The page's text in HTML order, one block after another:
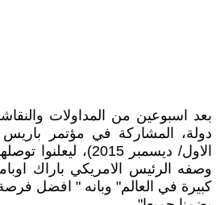
دولة، المشاركة في مؤتمر باريس
الاول/ ديسمبر 2015)،
وصفه الرئيس الامريكي باراك
كبيرة في العالم" وبانه " افضل